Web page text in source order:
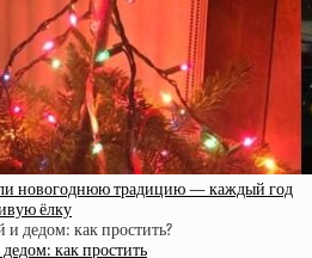
новогоднюю традицию — каждый год
ёлку
как простить